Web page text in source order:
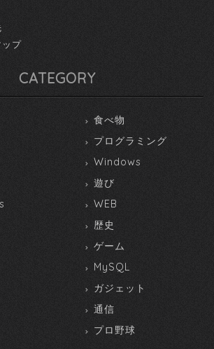
ップ
CATEGORY
食べ物
プログラミング
Windows
遊び
WEB
歴史
ゲーム
MySQL
ガジェット
通信
プロ野球